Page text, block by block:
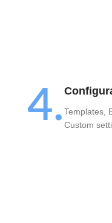
4.Templates,
Custom